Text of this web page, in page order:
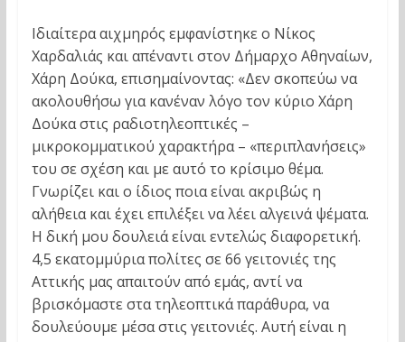
Ιδιαίτερα αιχμηρός εμφανίστηκε ο Νίκος
Χαρδαλιάς και απέναντι στον Δήμαρχο Αθηναίων,
Χάρη Δούκα, επισημαίνοντας: «Δεν σκοπεύω να
ακολουθήσω για κανέναν λόγο τον κύριο Χάρη
Δούκα στις ραδιοτηλεοπτικές –
μικροκομματικού χαρακτήρα – «περιπλανήσεις»
του σε σχέση και με αυτό το κρίσιμο θέμα.
Γνωρίζει και ο ίδιος ποια είναι ακριβώς η
αλήθεια και έχει επιλέξει να λέει αλγεινά ψέματα.
Η δική μου δουλειά είναι εντελώς διαφορετική.
4,5 εκατομμύρια πολίτες σε 66 γειτονιές της
Αττικής μας απαιτούν από εμάς, αντί να
βρισκόμαστε στα τηλεοπτικά παράθυρα, να
δουλεύουμε μέσα στις γειτονιές. Αυτή είναι η